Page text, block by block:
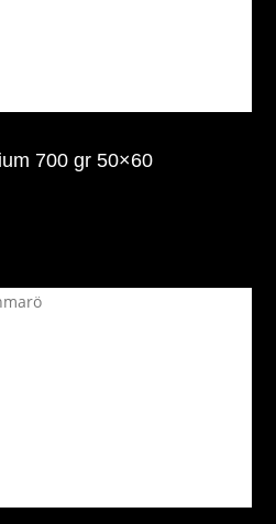
700 gr 50×60